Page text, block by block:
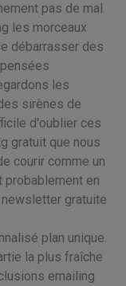
pas de mal.
les morceaux
débarrasser des
les
sirènes de
d'oublier ces
gratuit que nous
courir comme un
probablement en
gratuite
plan unique.
la plus fraîche
emailing